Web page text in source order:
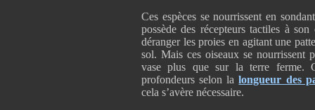
Ces espèces se nourrissent en
possède des récepteurs tactiles à
déranger les proies en agitant une
sol. Mais ces oiseaux se nourrissent
vase plus que sur la terre ferme.
profondeurs selon lalongueur des
cela s’avère nécessaire.